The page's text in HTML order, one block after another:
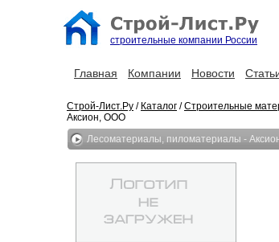
строительные компании России
Главная Компании Новости
Строй-Лист.Ру / Каталог /Строительные
Аксион, ООО
Лесоматериалы, пиломатериалы -